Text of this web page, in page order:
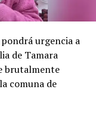
urgencia a
de Tamara
brutalmente
comuna de